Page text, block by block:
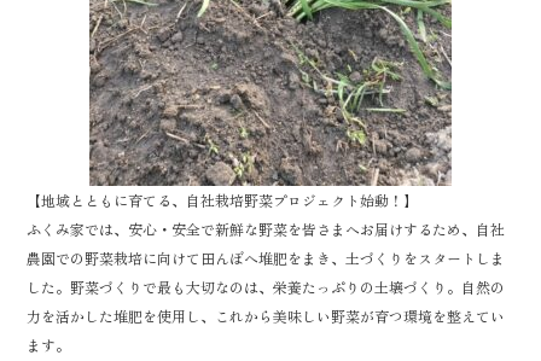
【地域とともに育てる、自社栽培野菜プロジェクト始動！】
ふくみ家では、安心・安全で新鮮な野菜を皆さまへお届けするため、自社
農園での野菜栽培に向けて田んぼへ堆肥をまき、土づくりをスタートしま
した。野菜づくりで最も大切なのは、栄養たっぷりの土壌づくり。自然の
力を活かした堆肥を使用し、これから美味しい野菜が育つ環境を整えてい
ます。